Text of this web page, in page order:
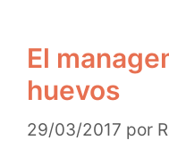
El
huevos
29/03/2017 por